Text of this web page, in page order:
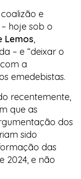
e
hoje sob o
Lemos,
– e “deixar o
a
emedebistas.
recentemente,
que as
dos
sido
das
2024, e não